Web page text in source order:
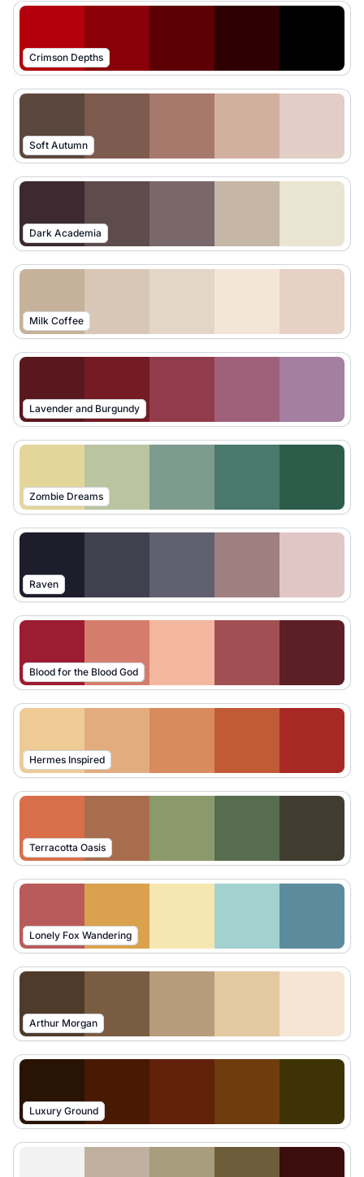
Crimson Depths
Soft Autumn
Dark Academia
Milk Coffee
Lavender and Burgundy
Zombie Dreams
Raven
Blood for the Blood God
Hermes Inspired
Terracotta Oasis
Lonely Fox Wandering
Arthur Morgan
Luxury Ground